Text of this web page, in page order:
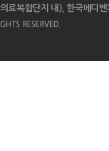
료복합단지 내), 한국메디
RESERVED.